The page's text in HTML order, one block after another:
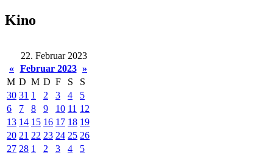
Kino
22. Februar 2023
« Februar 2023 »
M D M D F S
S
30 31 1 2 3 4
5
6
7 8 9 10 11 12
13 14 15 16 17 18 19
20 21 22 23 24 25 26
27 28 1 2 3 4
5